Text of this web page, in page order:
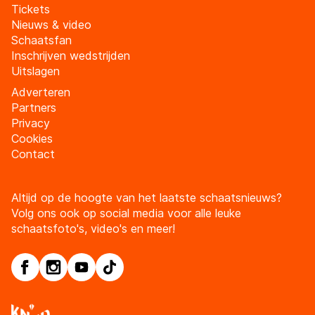
Tickets
Nieuws & video
Schaatsfan
Inschrijven wedstrijden
Uitslagen
Adverteren
Partners
Privacy
Cookies
Contact
Altijd op de hoogte van het laatste schaatsnieuws?
Volg ons ook op social media voor alle leuke
schaatsfoto's, video's en meer!